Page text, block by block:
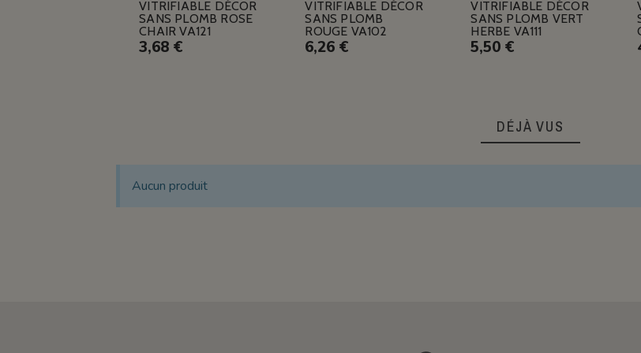
VITRIFIABLE DÉCOR
SANS PLOMB ROSE
CHAIR VA121
3,68 €
VITRIFIABLE DÉCOR
SANS PLOMB
ROUGE VA102
6,26 €
VITRIFIABLE DÉCOR
SANS PLOMB VERT
HERBE VA111
5,50 €
DÉJÀ VUS
Aucun produit